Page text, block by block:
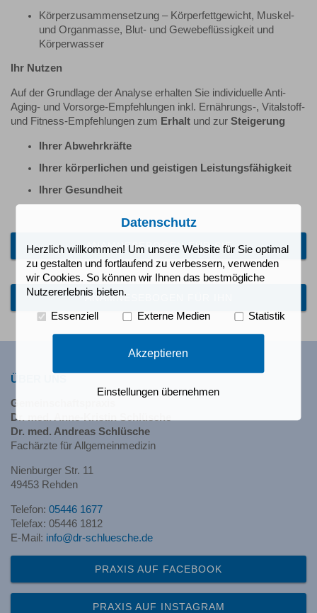
Körperzusammensetzung – Körperfettgewicht, Muskel-
und Organmasse, Blut- und Gewebeflüssigkeit und
Körperwasser
Ihr Nutzen
Auf der Grundlage der Analyse erhalten Sie individuelle Anti-
Aging- und Vorsorge-Empfehlungen inkl. Ernährungs-, Vitalstoff-
und Fitness-Empfehlungen zum Erhalt und zur Steigerung
Ihrer Abwehrkräfte
Ihrer körperlichen und geistigen Leistungsfähigkeit
Ihrer Gesundheit
ANAMNESEBOGEN FÜR SIE
ANAMNESEBOGEN FÜR IHN
ÜBER UNS
Gemeinschaftspraxis
Dr. med. Anne-Kristin Schlüsche
Dr. med. Andreas Schlüsche
Fachärzte für Allgemeinmedizin
Nienburger Str. 11
49453 Rehden
Telefon: 05446 1677
Telefax: 05446 1812
E-Mail: info@dr-schluesche.de
PRAXIS AUF FACEBOOK
PRAXIS AUF INSTAGRAM
Datenschutz
Herzlich willkommen! Um unsere Website für Sie optimal
zu gestalten und fortlaufend zu verbessern, verwenden
wir Cookies. So können wir Ihnen das bestmögliche
Nutzererlebnis bieten.
Essenziell Externe Medien Statistik
Akzeptieren
Einstellungen übernehmen